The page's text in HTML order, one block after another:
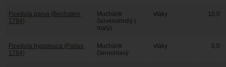
Ficedula parva (Bechstein,
1794)
Muchárik
červenohrdlý (
malý)
vtáky 10,0
Ficedula hypoleuca (Pallas,
1764)
Muchárik
čiernohlavý
vtáky 0,0